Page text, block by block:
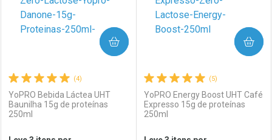
(4)
YoPRO Bebida Láctea UHT
Baunilha 15g de proteínas
250ml
COMPRAR
(5)
YoPRO Energy Boost UHT Café
Expresso 15g de proteínas
250ml
COMPRAR